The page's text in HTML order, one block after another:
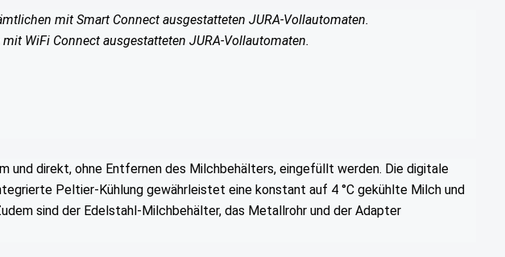
mit Smart Connect ausgestatteten JURA-Vollautomaten.
WiFi Connect ausgestatteten JURA-Vollautomaten.
und direkt, ohne Entfernen des Milchbehälters, eingefüllt werden. Die digitale
Peltier-Kühlung gewährleistet eine konstant auf 4 °C gekühlte Milch und
sind der Edelstahl-Milchbehälter, das Metallrohr und der Adapter